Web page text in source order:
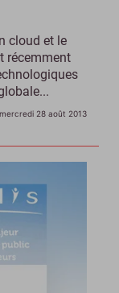
cloud et le
récemment
28 août 2013